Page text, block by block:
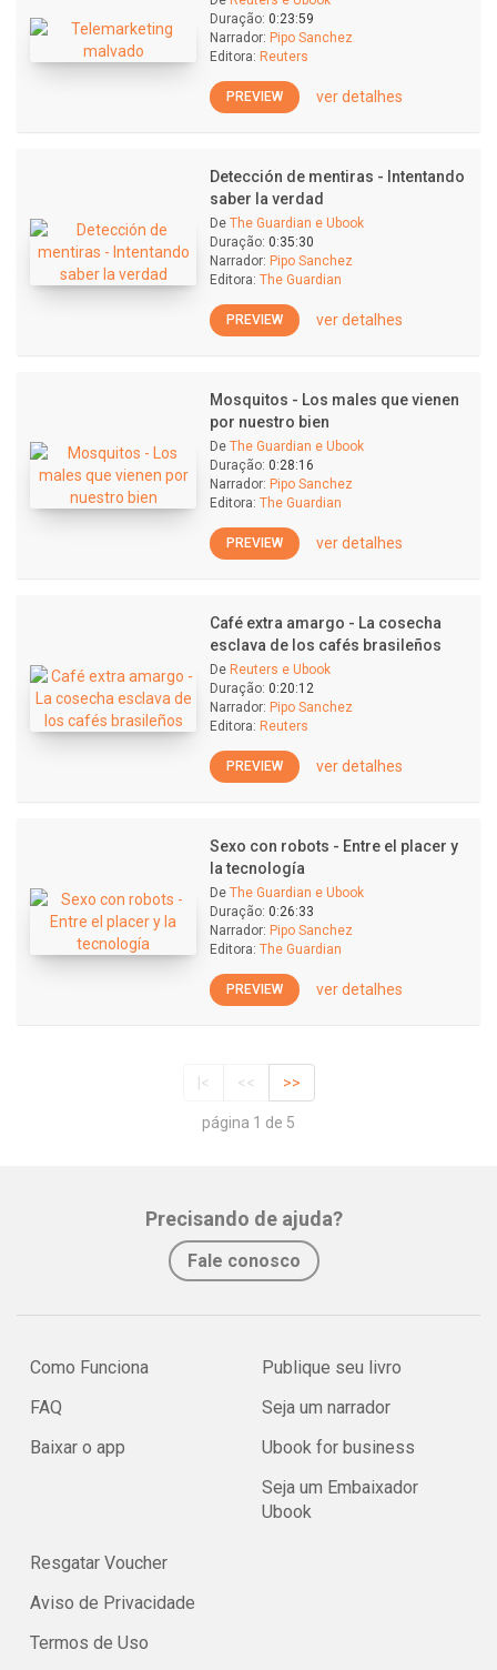
Duração: 0:23:59
Narrador: Pipo Sanchez
Editora: Reuters
PREVIEW ver detalhes
Detección de mentiras - Intentando
saber la verdad
De The Guardian e Ubook
Duração: 0:35:30
Narrador: Pipo Sanchez
Editora: The Guardian
PREVIEW ver detalhes
Mosquitos - Los males que vienen
por nuestro bien
De The Guardian e Ubook
Duração: 0:28:16
Narrador: Pipo Sanchez
Editora: The Guardian
PREVIEW ver detalhes
Café extra amargo - La cosecha
esclava de los cafés brasileños
De Reuters e Ubook
Duração: 0:20:12
Narrador: Pipo Sanchez
Editora: Reuters
PREVIEW ver detalhes
Sexo con robots - Entre el placer y
la tecnología
De The Guardian e Ubook
Duração: 0:26:33
Narrador: Pipo Sanchez
Editora: The Guardian
PREVIEW ver detalhes
|< << >>
página 1 de 5
Precisando de ajuda?
Fale conosco
Como Funciona
FAQ
Baixar o app
Publique seu livro
Seja um narrador
Ubook for business
Seja um Embaixador
Ubook
Resgatar Voucher
Aviso de Privacidade
Termos de Uso